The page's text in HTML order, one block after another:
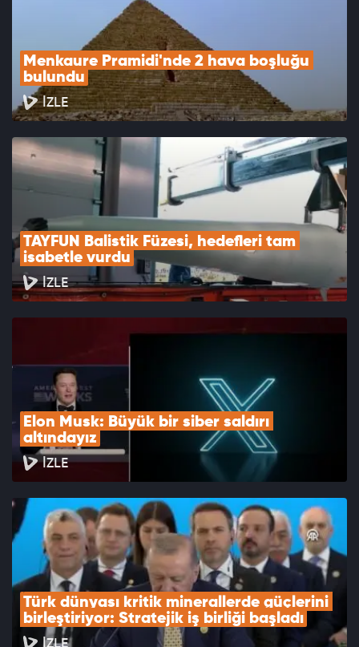
Menkaure Pramidi'nde 2 hava boşluğu
bulundu
İZLE
TAYFUN Balistik Füzesi, hedefleri tam
isabetle vurdu
İZLE
Elon Musk: Büyük bir siber saldırı
altındayız
İZLE
Türk dünyası kritik minerallerde güçlerini
birleştiriyor: Stratejik iş birliği başladı
İZLE